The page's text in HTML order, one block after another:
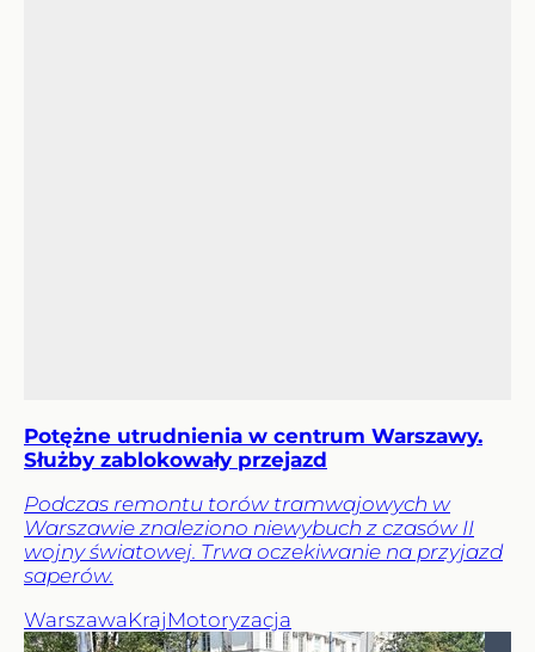
Potężne utrudnienia w centrum Warszawy.
Służby zablokowały przejazd
Podczas remontu torów tramwajowych w
Warszawie znaleziono niewybuch z czasów II
wojny światowej. Trwa oczekiwanie na przyjazd
saperów.
WarszawaKraj Motoryzacja